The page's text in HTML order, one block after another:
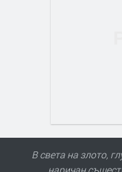
В света на злото,
наричан